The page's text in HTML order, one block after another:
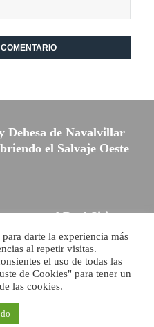
Dehesa de Navalvillar
el Salvaje Oeste
por el Real Sitio
darte la experiencia más
al repetir visitas.
el uso de todas las
de Cookies" para tener un
las cookies.